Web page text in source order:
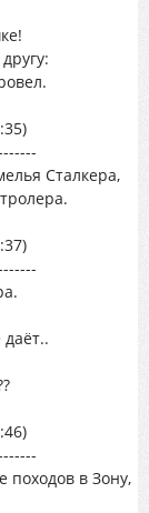
Сталкера,
походов в Зону,